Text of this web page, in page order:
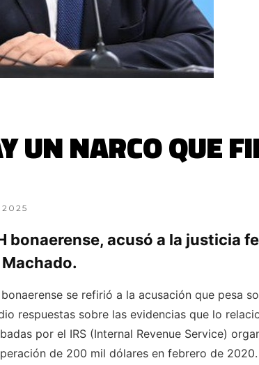
UN NARCO QUE
bonaerense, acusó a la justicia
se refirió a la acusación que pesa
respuestas sobre las evidencias que lo
por el IRS (Internal Revenue Service)
de 200 mil dólares en febrero de 2020.